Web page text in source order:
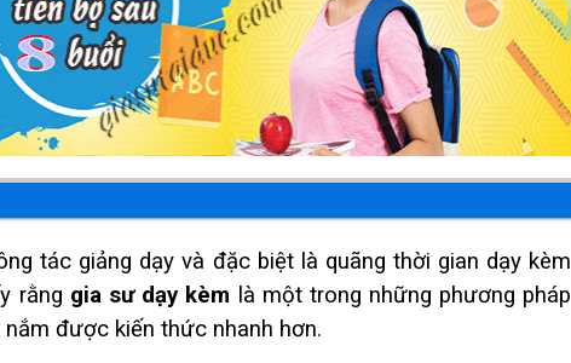
tác giảng dạy và đặc biệt là quãng thời gian dạy kèm
rằng gia sư dạy kèm là một trong những phương pháp
được kiến thức nhanh hơn.